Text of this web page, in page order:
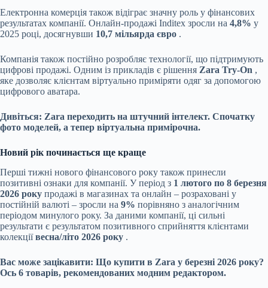
Електронна комерція також відіграє значну роль у фінансових
результатах компанії. Онлайн-продажі Inditex зросли на 4,8% у
2025 році, досягнувши 10,7 мільярда євро .
Компанія також постійно розробляє технології, що підтримують
цифрові продажі. Одним із прикладів є рішення Zara Try-On ,
яке дозволяє клієнтам віртуально приміряти одяг за допомогою
цифрового аватара.
Дивіться: Zara переходить на штучний інтелект. Спочатку
фото моделей, а тепер віртуальна примірочна.
Новий рік починається ще краще
Перші тижні нового фінансового року також принесли
позитивні ознаки для компанії. У період з 1 лютого по 8 березня
2026 року продажі в магазинах та онлайн – розраховані у
постійній валюті – зросли на 9% порівняно з аналогічним
періодом минулого року. За даними компанії, ці сильні
результати є результатом позитивного сприйняття клієнтами
колекціївесна/літо 2026 року .
Вас може зацікавити: Що купити в Zara у березні 2026 року?
Ось 6 товарів, рекомендованих модним редактором.